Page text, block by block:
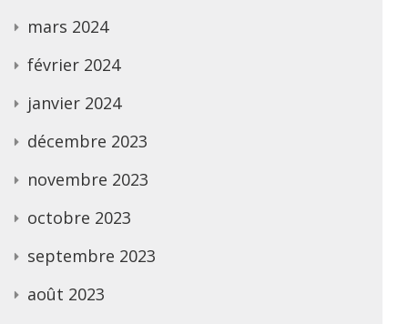
mars 2024
février 2024
janvier 2024
décembre 2023
novembre 2023
octobre 2023
septembre 2023
août 2023